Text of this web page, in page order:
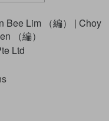
Bee Lim （編） | Choy
（編）
Ltd